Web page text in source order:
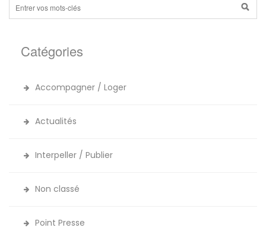
Catégories
Accompagner / Loger
Actualités
Interpeller / Publier
Non classé
Point Presse